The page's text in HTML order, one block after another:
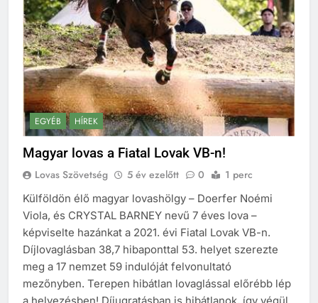
EGYÉB HÍREK
Magyar lovas a Fiatal Lovak VB-n!
Lovas Szövetség 5 év ezelőtt 0 1 perc
Külföldön élő magyar lovashölgy – Doerfer Noémi
Viola, és CRYSTAL BARNEY nevű 7 éves lova –
képviselte hazánkat a 2021. évi Fiatal Lovak VB-n.
Díjlovaglásban 38,7 hibaponttal 53. helyet szerezte
meg a 17 nemzet 59 indulóját felvonultató
mezőnyben. Terepen hibátlan lovaglással előrébb lép